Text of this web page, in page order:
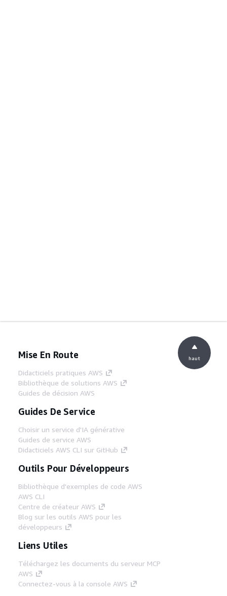
Mise En Route
Didacticiels pratiques AWS
Bibliothèque de solutions AWS
Guides de décision AWS
Guides De Service
Choisir un service d'IA générative
Guides de service AWS
Didacticiels AWS CLI sur GitHub
Outils Pour Développeurs
Bibliothèque d'exemples de code AWS
AWS CLI
Centre de créateur AWS
Blog sur les outils AWS pour les
développeurs
Liens Utiles
Téléchargez les documents du serveur MCP
AWS
Connectez-vous à la console AWS
haut